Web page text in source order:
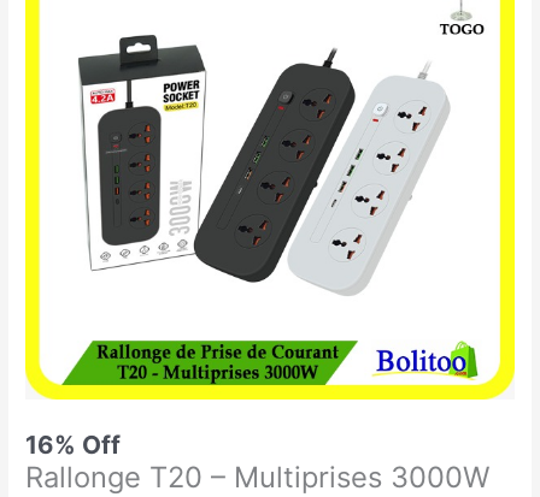
16% Off
Rallonge T20 – Multiprises 3000W
12.500 CFA.
Multiprises
3000W